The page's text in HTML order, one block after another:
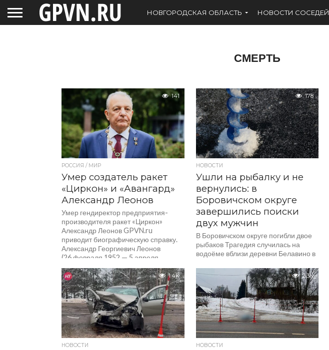
НОВГОРОДСКАЯ ОБЛАСТЬ НОВОСТИ СОСЕДЕЙ
СМЕРТЬ
141
РОССИЯ / МИР
Умер создатель ракет
«Циркон» и «Авангард»
Александр Леонов
Умер гендиректор предприятия-
производителя ракет «Циркон»
Александр Леонов GPVN.ru
приводит биографическую справку.
Александр Георгиевич Леонов
(26 февраля 1952 — 5 апреля
2026) — выдающийся советский
и российский конструктор,...
178
НОВОСТИ
Ушли на рыбалку и не
вернулись: в
Боровичском округе
завершились поиски
двух мужчин
В Боровичском округе погибли двое
рыбаков Трагедия случилась на
водоёме вблизи деревни Белавино в
ушли на рыбалку 29...
1.4K
НОВОСТИ
2.3K
НОВОСТИ